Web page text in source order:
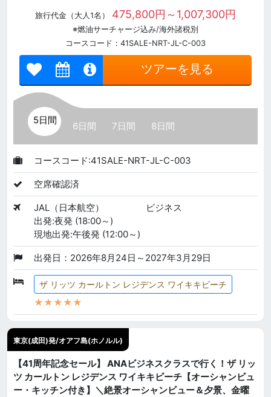
旅行代金（大人1名） 475,800円～1,007,300円
※燃油サーチャージ込み/海外諸税別
コースコード：41SALE-NRT-JL-C-003
ツアーを見る
5日間
6日間 7日間 8日間
コースコード:41SALE-NRT-JL-C-003
空席確認済
JAL（日本航空）
ビジネス
出発:夜発 (18:00～)
現地出発:午後発 (12:00～)
出発日：2026年8月24日～2027年3月29日
ザ リッツ カールトン レジデンス ワイキキビーチ
★★★★★
東京(成田)発/オアフ島(ホノルル)
【41周年記念セール】 ANAビジネスクラスで行く！ザ リッ
ツ カールトン レジデンス ワイキキビーチ【オーシャンビュ
ー・キッチン付き】＼絶景オーシャンビュー＆夕景、金曜